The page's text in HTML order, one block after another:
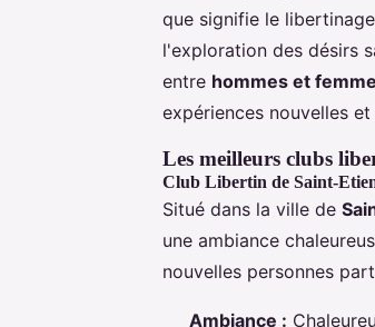
que signifie le
l'exploration des désirs
entre hommes et
expériences nouvelles
Les meilleurs clubs
Club Libertin de Saint-
Situé dans la ville de
une ambiance
nouvelles personnes
Ambiance :